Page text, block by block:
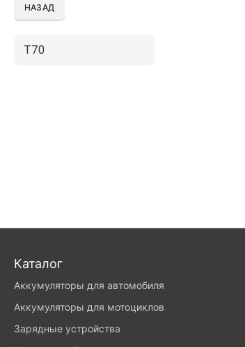
НАЗАД
T70
Каталог
Аккумуляторы для автомобиля
Аккумуляторы для мотоциклов
Зарядные устройства